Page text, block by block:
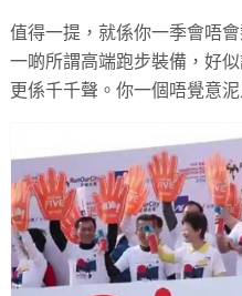
值得一提，就係你一季會唔
一啲所謂高端跑步裝備，好
更係千千聲。你一個唔覺意